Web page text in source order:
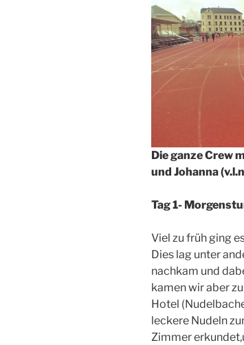
Die ganze Crew
und Johanna
Tag 1-
Viel zu früh ging
Dies lag unter
nachkam und
kamen wir aber
Hotel
leckere Nudeln
Zimmer